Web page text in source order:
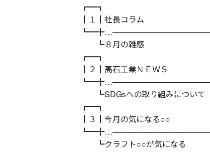
┏━┓
┃１┃社長コラム
┗８月の雑感
┏━┓
┃２┃高石工業ＮＥＷＳ
┗SDGsへの取り組みについて
┏━┓
┃３┃今月の気になる○○
┗クラフト○○が気になる